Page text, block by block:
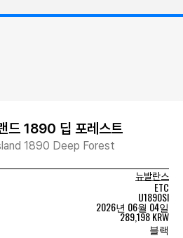
드 1890 딥 포레스트
1890 Deep Forest
뉴발란스
ETC
U1890SI
2026년 06월 04일
289,198 KRW
블랙